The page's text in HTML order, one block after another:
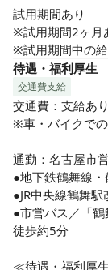
試用期間あり
※試用期間2ヶ月
※試用期間中の
待遇・福利厚生
交通費支給
交通費：支給あ
※車・バイクで
通勤：名古屋市
●地下鉄鶴舞線
●JR中央線鶴舞
●市営バス／「
徒歩約5分
≪待遇・福利厚